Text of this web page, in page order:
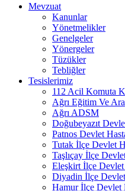
Mevzuat
Kanunlar
Yönetmelikler
Genelgeler
Yönergeler
Tüzükler
Tebliğler
Tesislerimiz
112 Acil Komuta
Ağrı Eğitim Ve
Ağrı ADSM
Doğubeyazıt
Patnos Devlet
Tutak İlçe Devlet
Taşlıçay İlçe
Eleşkirt İlçe Devlet
Diyadin İlçe
Hamur İlçe Devlet